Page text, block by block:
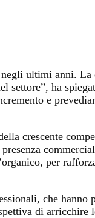
ultimi anni.
ha
e
crescente
per
che
di arricchire